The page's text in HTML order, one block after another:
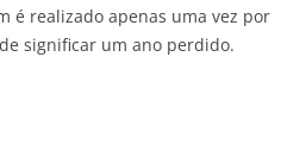
é realizado apenas uma vez por
significar um ano perdido.